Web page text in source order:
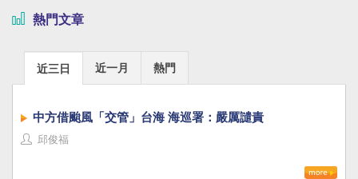
熱門文章
近三日 近一月 熱門
中方借颱風「交管」台海 海巡署：嚴厲譴責
邱俊福